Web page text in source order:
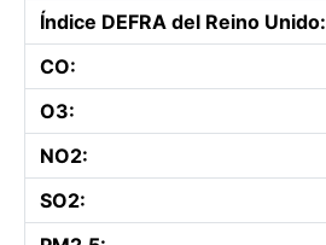
Índice DEFRA del Reino Unido:
CO:
O3:
NO2:
SO2: